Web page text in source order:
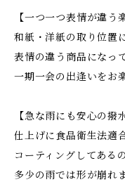
【一つ一つ表情が違う
和紙・洋紙の取り位置
表情の違う商品になっ
一期一会の出逢いをお
【急な雨にも安心の撥
仕上げに食品衛生法適
コーティングしてある
多少の雨では形が崩れ